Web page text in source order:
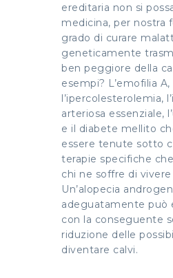
ereditaria non si
medicina, per nostra
grado di curare
geneticamente
ben peggiore della
esempi? L’emofilia A,
l’ipercolesterolemia,
arteriosa essenziale,
e il diabete mellito
essere tenute sotto
terapie specifiche
chi ne soffre di vivere
Un’alopecia
adeguatamente può
con la conseguente
riduzione delle
diventare calvi.